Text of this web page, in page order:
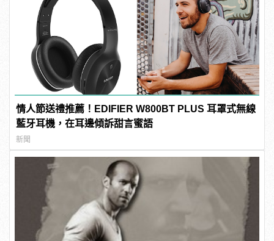
情人節送禮推薦！EDIFIER W800BT PLUS 耳罩式無線
藍牙耳機，在耳邊傾訴甜言蜜語
新聞